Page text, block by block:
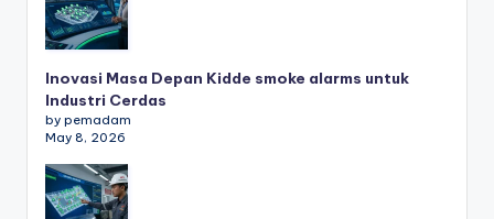
Inovasi Masa Depan Kidde smoke alarms untuk
Industri Cerdas
by pemadam
May 8, 2026